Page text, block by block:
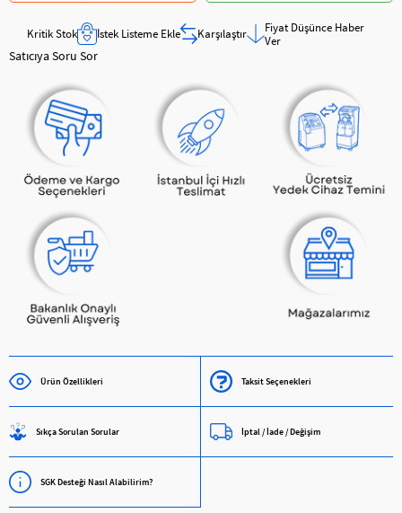
Kritik Stok İstek Listeme Ekle Karşılaştır
Fiyat Düşünce Haber
Ver
Satıcıya Soru Sor
Ürün Özellikleri Taksit Seçenekleri
Sıkça Sorulan Sorular İptal / İade / Değişim
SGK Desteği Nasıl Alabilirim?